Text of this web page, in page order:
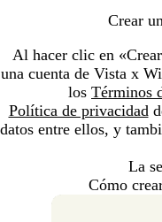
Crear
Al hacer clic en
una cuenta de Vista x
los Términos
Política de privacidad
datos entre ellos, y
La
Cómo